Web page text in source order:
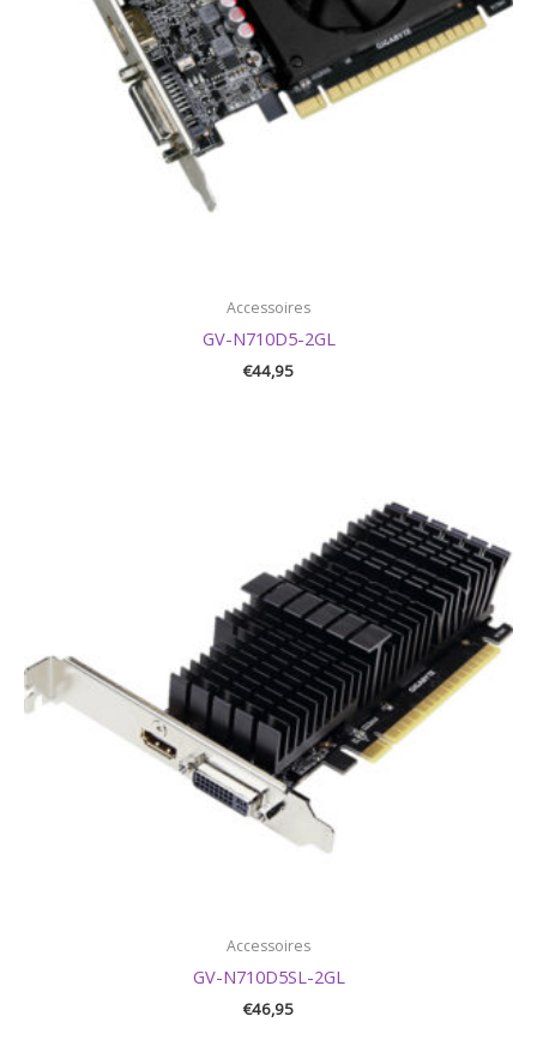
Accessoires
GV-N710D5-2GL
€44,95
Accessoires
GV-N710D5SL-2GL
€46,95